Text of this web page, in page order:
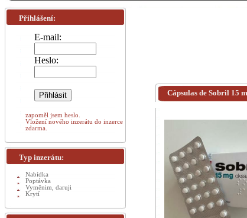
Cápsulas de Sobril 15
Přihlášení:
E-mail:
Heslo:
zapoměl jsem heslo.
Vložení nového inzerátu do inzerce
zdarma.
Typ inzerátu:
Nabídka
Poptávka
Vyměnim, daruji
Krytí